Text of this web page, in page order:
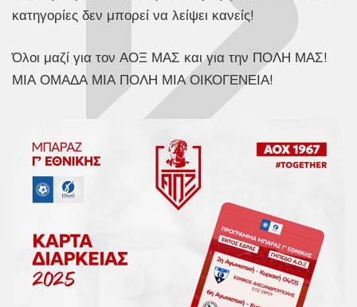
κατηγορίες δεν μπορεί να λείψει κανείς!
Όλοι μαζί για τον ΑΟΞ ΜΑΣ και για την ΠΟΛΗ ΜΑΣ!
ΜΙΑ ΟΜΑΔΑ ΜΙΑ ΠΟΛΗ ΜΙΑ ΟΙΚΟΓΕΝΕΙΑ!